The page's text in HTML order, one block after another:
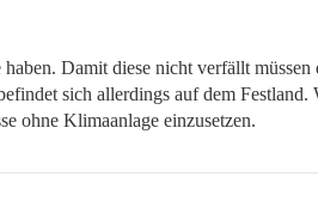
Damit diese nicht verfällt müssen
sich allerdings auf dem Festland.
ohne Klimaanlage einzusetzen.